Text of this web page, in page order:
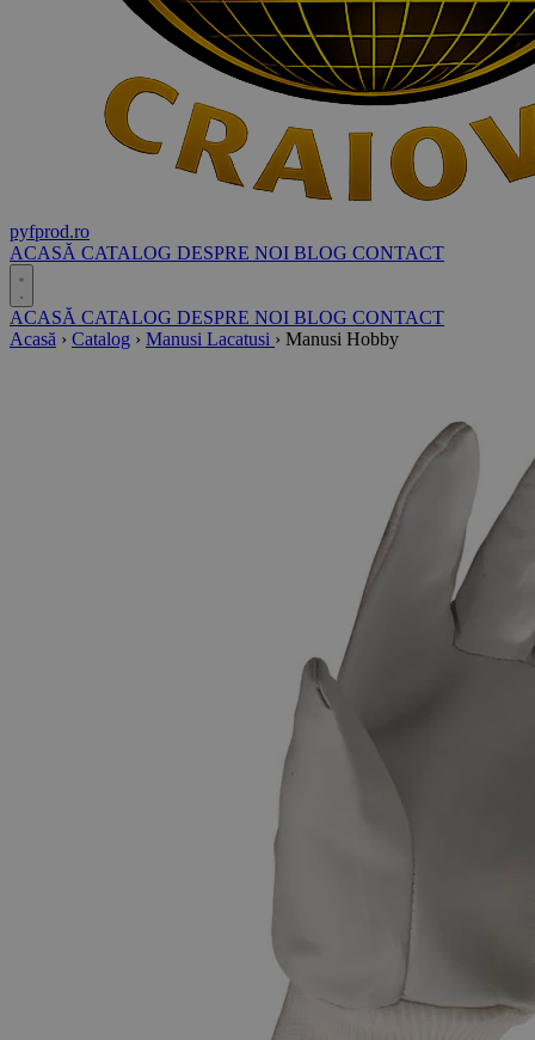
pyfprod.ro
ACASĂ CATALOG DESPRE NOI BLOG CONTACT
ACASĂ CATALOG DESPRE NOI BLOG CONTACT
Acasă › Catalog › Manusi Lacatusi › Manusi Hobby